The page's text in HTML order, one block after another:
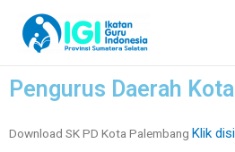
Pengurus Daerah
Download SK PD Kota Palembang Klik